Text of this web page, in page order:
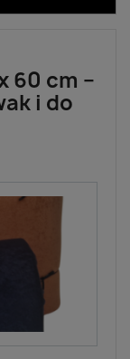
60 cm –
i do